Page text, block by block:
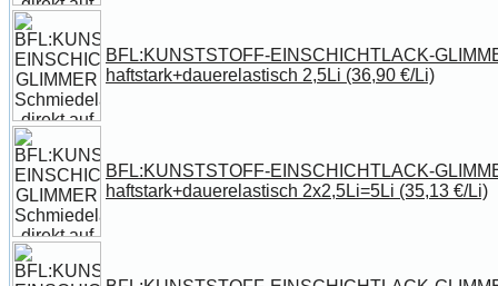
BFL:KUNSTSTOFF-EINSCHICHTLACK-
haftstark+dauerelastisch 2,5Li (36,90 €/Li)
BFL:KUNSTSTOFF-EINSCHICHTLACK-
haftstark+dauerelastisch 2x2,5Li=5Li (35,13 €/Li)